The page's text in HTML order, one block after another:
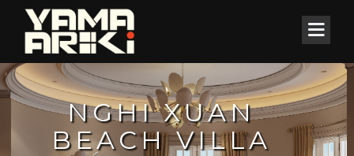
NGHI XUAN
BEACH VILLA